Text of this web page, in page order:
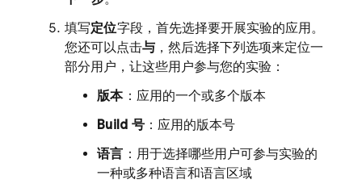
填写定位字段，首先选择要开展实验的应用。
您还可以点击与 ，然后选择下列选项来定位一
部分用户，让这些用户参与您的实验：
版本：应用的一个或多个版本
Build 号：应用的版本号
语言 ：用于选择哪些用户可参与实验的
一种或多种语言和语言区域